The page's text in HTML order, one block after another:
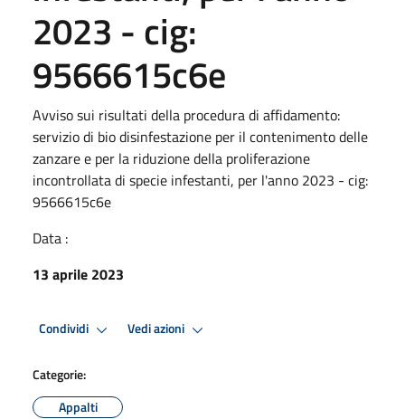
2023 - cig:
9566615c6e
Avviso sui risultati della procedura di affidamento:
servizio di bio disinfestazione per il contenimento delle
zanzare e per la riduzione della proliferazione
incontrollata di specie infestanti, per l'anno 2023 - cig:
9566615c6e
Data :
13 aprile 2023
Condividi Vedi azioni
Categorie:
Appalti